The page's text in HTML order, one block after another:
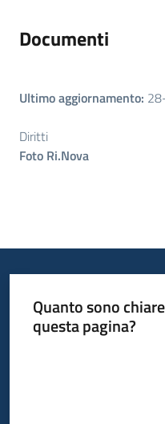
Documenti
Ultimo aggiornamento:
Diritti
Foto Ri.Nova
Quanto sono
questa pagina?